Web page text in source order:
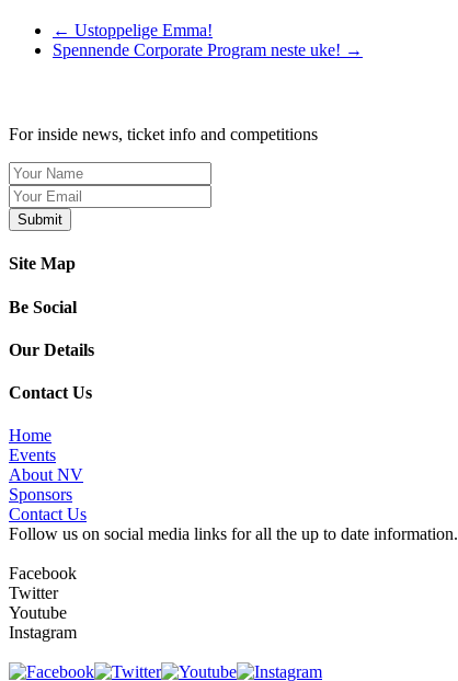
← Ustoppelige Emma!
Spennende Corporate Program neste uke! →
For inside news, ticket info and competitions
Site Map
Be Social
Our Details
Contact Us
Home
Events
About NV
Sponsors
Contact Us
Follow us on social media links for all the up to date information.
Facebook
Twitter
Youtube
Instagram